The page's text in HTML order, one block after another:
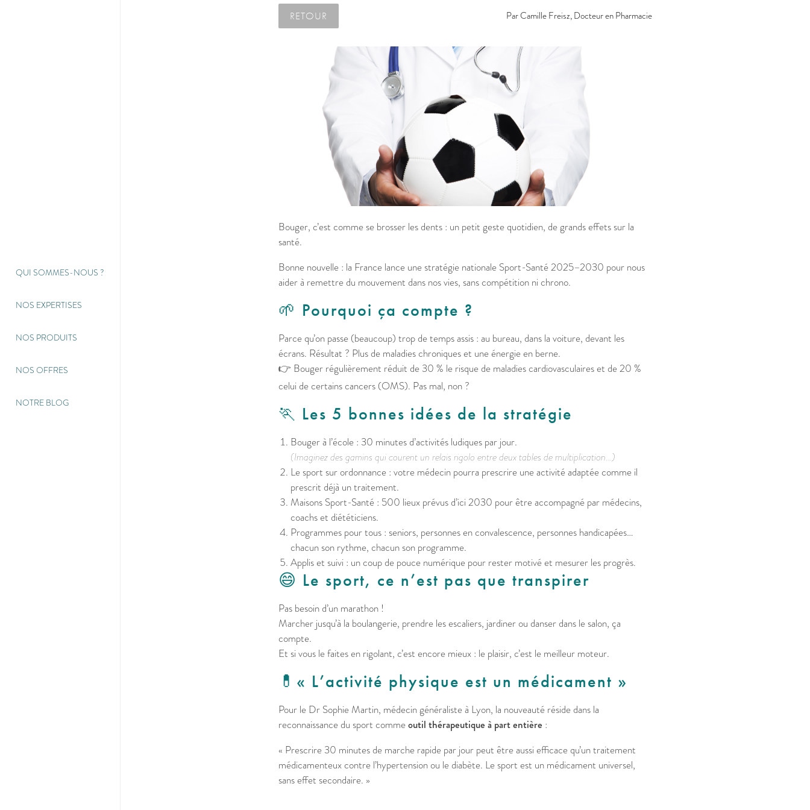
RETOUR ParCamille Freisz, Docteur en Pharmacie
Bouger, c’est comme se brosser les dents : un petit geste quotidien, de grands effets sur la
santé.
Bonne nouvelle : la France lance une stratégie nationale Sport-Santé 2025–2030 pour nous
aider à remettre du mouvement dans nos vies, sans compétition ni chrono.
🌱 Pourquoi ça compte ?
Parce qu’on passe (beaucoup) trop de temps assis : au bureau, dans la voiture, devant les
écrans. Résultat ? Plus de maladies chroniques et une énergie en berne.
👉 Bouger régulièrement réduit de 30 % le risque de maladies cardiovasculaires et de 20 %
celui de certains cancers (OMS). Pas mal, non ?
🏃 Les 5 bonnes idées de la stratégie
Bouger à l’école : 30 minutes d’activités ludiques par jour.
(Imaginez des gamins qui courent un relais rigolo entre deux tables de multiplication…)
Le sport sur ordonnance : votre médecin pourra prescrire une activité adaptée comme il
prescrit déjà un traitement.
Maisons Sport-Santé : 500 lieux prévus d’ici 2030 pour être accompagné par médecins,
coachs et diététiciens.
Programmes pour tous : seniors, personnes en convalescence, personnes handicapées…
chacun son rythme, chacun son programme.
Applis et suivi : un coup de pouce numérique pour rester motivé et mesurer les progrès.
😄 Le sport, ce n’est pas que transpirer
Pas besoin d’un marathon !
Marcher jusqu’à la boulangerie, prendre les escaliers, jardiner ou danser dans le salon, ça
compte.
Et si vous le faites en rigolant, c’est encore mieux : le plaisir, c’est le meilleur moteur.
💊​« L’activité physique est un médicament »
Pour le Dr Sophie Martin, médecin généraliste à Lyon, la nouveauté réside dans la
reconnaissance du sport commeoutil thérapeutique à part entière :
« Prescrire 30 minutes de marche rapide par jour peut être aussi efficace qu’un traitement
médicamenteux contre l’hypertension ou le diabète. Le sport est un médicament universel,
sans effet secondaire. »
QUI SOMMES-NOUS ?
NOS EXPERTISES
NOS PRODUITS
NOS OFFRES
NOTRE BLOG